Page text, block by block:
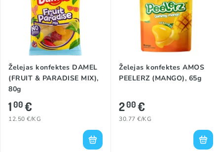
Želejas konfektes DAMEL
(FRUIT & PARADISE MIX),
80g
100€
12.50 €/KG
Želejas konfektes AMOS
PEELERZ (MANGO), 65g
200€
30.77 €/KG